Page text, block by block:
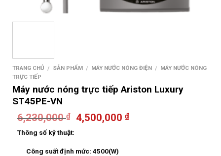
TRANG CHỦ / SẢN PHẨM / MÁY NƯỚC NÓNG ĐIỆN / MÁY NƯỚC NÓNG
TRỰC TIẾP
Máy nước nóng trực tiếp Ariston Luxury
ST45PE-VN
6,230,000₫ 4,500,000₫
Thông số kỹ thuật:
Công suất định mức: 4500(W)